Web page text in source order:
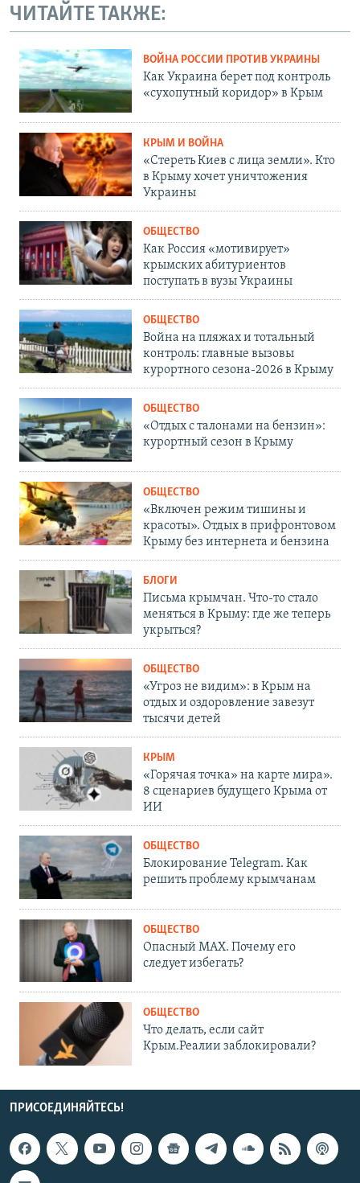
ЧИТАЙТЕ ТАКЖЕ:
ВОЙНА РОССИИ ПРОТИВ УКРАИНЫ
Как Украина берет под контроль
«сухопутный коридор» в Крым
КРЫМ И ВОЙНА
«Стереть Киев с лица земли». Кто
в Крыму хочет уничтожения
Украины
ОБЩЕСТВО
Как Россия «мотивирует»
крымских абитуриентов
поступать в вузы Украины
ОБЩЕСТВО
Война на пляжах и тотальный
контроль: главные вызовы
курортного сезона-2026 в Крыму
ОБЩЕСТВО
«Отдых с талонами на бензин»:
курортный сезон в Крыму
ОБЩЕСТВО
«Включен режим тишины и
красоты». Отдых в прифронтовом
Крыму без интернета и бензина
БЛОГИ
Письма крымчан. Что-то стало
меняться в Крыму: где же теперь
укрыться?
ОБЩЕСТВО
«Угроз не видим»: в Крым на
отдых и оздоровление завезут
тысячи детей
КРЫМ
«Горячая точка» на карте мира».
8 сценариев будущего Крыма от
ИИ
ОБЩЕСТВО
Блокирование Telegram. Как
решить проблему крымчанам
ОБЩЕСТВО
Опасный MAX. Почему его
следует избегать?
ОБЩЕСТВО
Что делать, если сайт
Крым.Реалии заблокировали?
ПРИСОЕДИНЯЙТЕСЬ!